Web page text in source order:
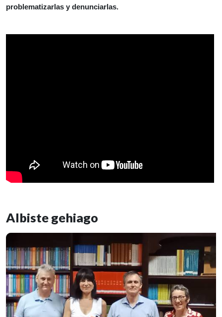
problematizarlas y denunciarlas.
Albiste gehiago